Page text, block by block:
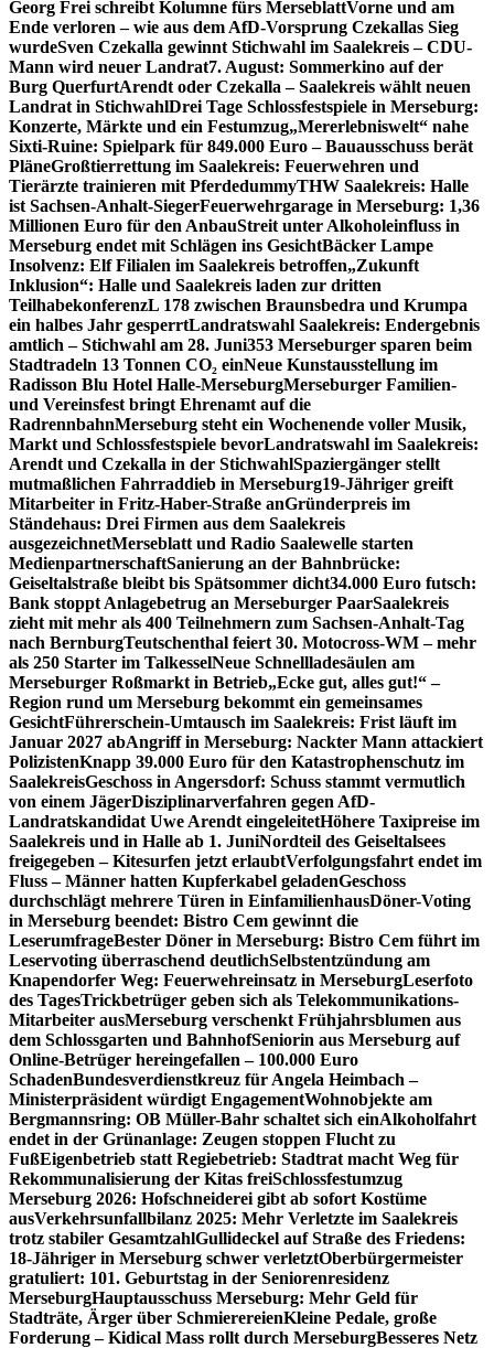
Georg Frei schreibt Kolumne fürs MerseblattVorne und am
Ende verloren – wie aus dem AfD-Vorsprung Czekallas Sieg
wurdeSven Czekalla gewinnt Stichwahl im Saalekreis – CDU-
Mann wird neuer Landrat7. August: Sommerkino auf der
Burg QuerfurtArendt oder Czekalla – Saalekreis wählt neuen
Landrat in StichwahlDrei Tage Schlossfestspiele in Merseburg:
Konzerte, Märkte und ein Festumzug„Mererlebniswelt“ nahe
Sixti-Ruine: Spielpark für 849.000 Euro – Bauausschuss berät
PläneGroßtierrettung im Saalekreis: Feuerwehren und
Tierärzte trainieren mit PferdedummyTHW Saalekreis: Halle
ist Sachsen-Anhalt-SiegerFeuerwehrgarage in Merseburg: 1,36
Millionen Euro für den AnbauStreit unter Alkoholeinfluss in
Merseburg endet mit Schlägen ins GesichtBäcker Lampe
Insolvenz: Elf Filialen im Saalekreis betroffen„Zukunft
Inklusion“: Halle und Saalekreis laden zur dritten
TeilhabekonferenzL 178 zwischen Braunsbedra und Krumpa
ein halbes Jahr gesperrtLandratswahl Saalekreis: Endergebnis
amtlich – Stichwahl am 28. Juni353 Merseburger sparen beim
Stadtradeln 13 Tonnen CO₂ einNeue Kunstausstellung im
Radisson Blu Hotel Halle-MerseburgMerseburger Familien-
und Vereinsfest bringt Ehrenamt auf die
RadrennbahnMerseburg steht ein Wochenende voller Musik,
Markt und Schlossfestspiele bevorLandratswahl im Saalekreis:
Arendt und Czekalla in der StichwahlSpaziergänger stellt
mutmaßlichen Fahrraddieb in Merseburg19-Jähriger greift
Mitarbeiter in Fritz-Haber-Straße anGründerpreis im
Ständehaus: Drei Firmen aus dem Saalekreis
ausgezeichnetMerseblatt und Radio Saalewelle starten
MedienpartnerschaftSanierung an der Bahnbrücke:
Geiseltalstraße bleibt bis Spätsommer dicht34.000 Euro futsch:
Bank stoppt Anlagebetrug an Merseburger PaarSaalekreis
zieht mit mehr als 400 Teilnehmern zum Sachsen-Anhalt-Tag
nach BernburgTeutschenthal feiert 30. Motocross-WM – mehr
als 250 Starter im TalkesselNeue Schnellladesäulen am
Merseburger Roßmarkt in Betrieb„Ecke gut, alles gut!“ –
Region rund um Merseburg bekommt ein gemeinsames
GesichtFührerschein-Umtausch im Saalekreis: Frist läuft im
Januar 2027 abAngriff in Merseburg: Nackter Mann attackiert
PolizistenKnapp 39.000 Euro für den Katastrophenschutz im
SaalekreisGeschoss in Angersdorf: Schuss stammt vermutlich
von einem JägerDisziplinarverfahren gegen AfD-
Landratskandidat Uwe Arendt eingeleitetHöhere Taxipreise im
Saalekreis und in Halle ab 1. JuniNordteil des Geiseltalsees
freigegeben – Kitesurfen jetzt erlaubtVerfolgungsfahrt endet im
Fluss – Männer hatten Kupferkabel geladenGeschoss
durchschlägt mehrere Türen in EinfamilienhausDöner-Voting
in Merseburg beendet: Bistro Cem gewinnt die
LeserumfrageBester Döner in Merseburg: Bistro Cem führt im
Leservoting überraschend deutlichSelbstentzündung am
Knapendorfer Weg: Feuerwehreinsatz in MerseburgLeserfoto
des TagesTrickbetrüger geben sich als Telekommunikations-
Mitarbeiter ausMerseburg verschenkt Frühjahrsblumen aus
dem Schlossgarten und BahnhofSeniorin aus Merseburg auf
Online-Betrüger hereingefallen – 100.000 Euro
SchadenBundesverdienstkreuz für Angela Heimbach –
Ministerpräsident würdigt EngagementWohnobjekte am
Bergmannsring: OB Müller-Bahr schaltet sich einAlkoholfahrt
endet in der Grünanlage: Zeugen stoppen Flucht zu
FußEigenbetrieb statt Regiebetrieb: Stadtrat macht Weg für
Rekommunalisierung der Kitas freiSchlossfestumzug
Merseburg 2026: Hofschneiderei gibt ab sofort Kostüme
ausVerkehrsunfallbilanz 2025: Mehr Verletzte im Saalekreis
trotz stabiler GesamtzahlGullideckel auf Straße des Friedens:
18-Jähriger in Merseburg schwer verletztOberbürgermeister
gratuliert: 101. Geburtstag in der Seniorenresidenz
MerseburgHauptausschuss Merseburg: Mehr Geld für
Stadträte, Ärger über SchmierereienKleine Pedale, große
Forderung – Kidical Mass rollt durch MerseburgBesseres Netz